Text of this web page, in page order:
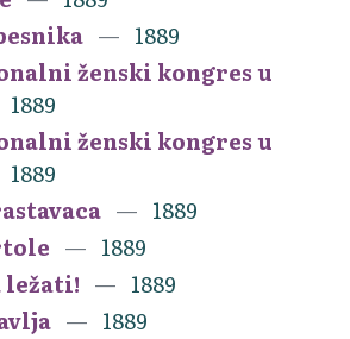
1889
ženski kongres u
1889
ženski kongres u
1889
1889
1889
ležati!
1889
1889